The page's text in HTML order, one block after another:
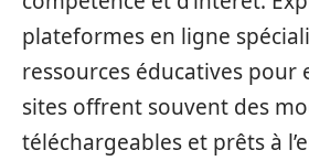
plateformes en ligne
ressources éducatives pour
sites offrent souvent des
téléchargeables et prêts à